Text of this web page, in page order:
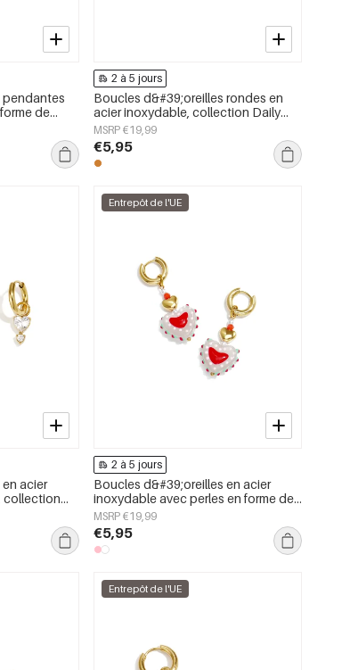
pendantes
de
bijoux
2 à 5 jours
Boucles d&#39;oreilles rondes en
acier inoxydable, collection Daily
Simple, bijoux pour femmes
MSRP €19,99
€5,95
acier
collection
Entrepôt de l'UE
2 à 5 jours
Boucles d&#39;oreilles en acier
inoxydable avec perles en forme de
cœur, collection Daily Simple, bijoux
pour femmes
MSRP €19,99
€5,95
Entrepôt de l'UE